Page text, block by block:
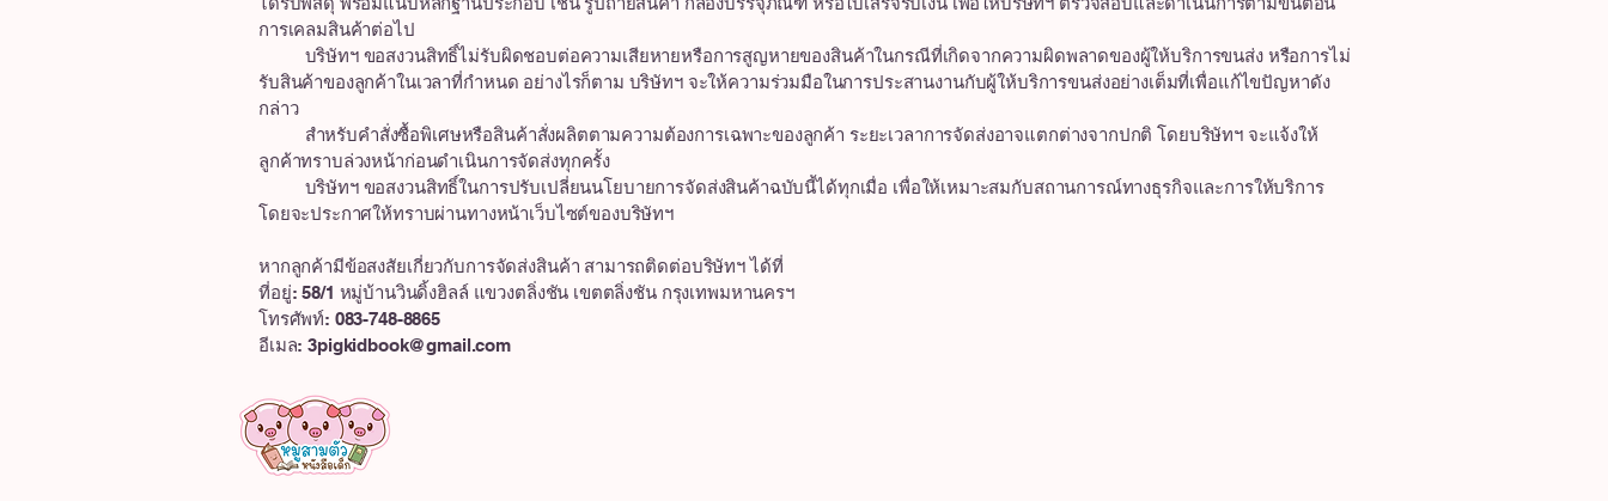
การเคลมสินค้าต่อไป
บริษัทฯ ขอสงวนสิทธิ์ไม่รับผิดชอบต่อความเสียหายหรือการสูญหายของสินค้าในกรณีที่เกิดจากความผิดพลาดของผู้ให้บริการขนส่ง หรือการไม่
รับสินค้าของลูกค้าในเวลาที่กำหนด อย่างไรก็ตาม บริษัทฯ จะให้ความร่วมมือในการประสานงานกับผู้ให้บริการขนส่งอย่างเต็มที่เพื่อแก้ไขปัญหาดัง
กล่าว
สำหรับคำสั่งซื้อพิเศษหรือสินค้าสั่งผลิตตามความต้องการเฉพาะของลูกค้า ระยะเวลาการจัดส่งอาจแตกต่างจากปกติ โดยบริษัทฯ จะแจ้งให้
ลูกค้าทราบล่วงหน้าก่อนดำเนินการจัดส่งทุกครั้ง
บริษัทฯ ขอสงวนสิทธิ์ในการปรับเปลี่ยนนโยบายการจัดส่งสินค้าฉบับนี้ได้ทุกเมื่อ เพื่อให้เหมาะสมกับสถานการณ์ทางธุรกิจและการให้บริการ
โดยจะประกาศให้ทราบผ่านทางหน้าเว็บไซต์ของบริษัทฯ
หากลูกค้ามีข้อสงสัยเกี่ยวกับการจัดส่งสินค้า สามารถติดต่อบริษัทฯ ได้ที่
ที่อยู่:58/1 หมู่บ้านวินดิ้งฮิลล์ แขวงตลิ่งชัน เขตตลิ่งชัน กรุงเทพมหานครฯ
โทรศัพท์: 083-748-8865
อีเมล:3pigkidbook@gmail.com